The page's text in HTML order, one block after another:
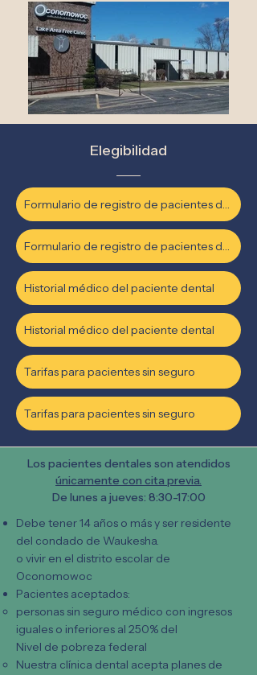
Elegibilidad
Formulario de registro de pacientes dentales
Formulario de registro de pacientes dentales
Historial médico del paciente dental
Historial médico del paciente dental
Tarifas para pacientes sin seguro
Tarifas para pacientes sin seguro
Los pacientes dentales son atendidos
únicamente con cita previa.
De lunes a jueves: 8:30-17:00
Debe tener 14 años o más y ser residente
del condado de Waukesha.
o vivir en el distrito escolar de
Oconomowoc
Pacientes aceptados:
personas sin seguro médico con ingresos
iguales o inferiores al 250% del
Nivel de pobreza federal
Nuestra clínica dental acepta planes de